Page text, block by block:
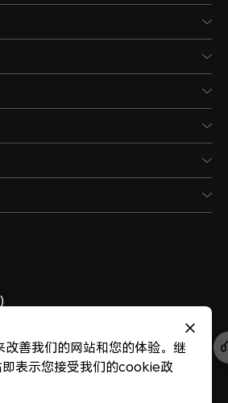
款 关于cookies 法律信息 除名查询
有限公司 2020-2026 保留一切权利。
善我们的网站和您的体验。继
表示您接受我们的cookie政